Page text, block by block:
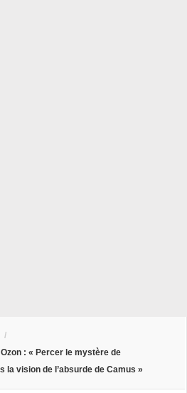
/
: « Percer le mystère de
la vision de l’absurde de Camus »